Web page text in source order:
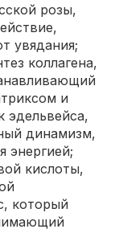
розы,
увядания;
коллагена,
и
эдельвейса,
динамизм,
энергией;
кислоты,
который